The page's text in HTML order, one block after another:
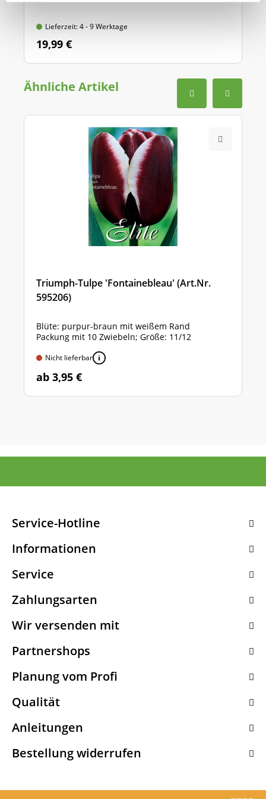
Lieferzeit: 4 - 9 Werktage
19,99 €
Ähnliche Artikel
Triumph-Tulpe 'Fontainebleau' (Art.Nr.
595206)
Blüte: purpur-braun mit weißem Rand
Packung mit 10 Zwiebeln; Größe: 11/12
Nicht lieferbar
ab 3,95 €
Service-Hotline
Informationen
Service
Zahlungsarten
Wir versenden mit
Partnershops
Planung vom Profi
Qualität
Anleitungen
Bestellung widerrufen